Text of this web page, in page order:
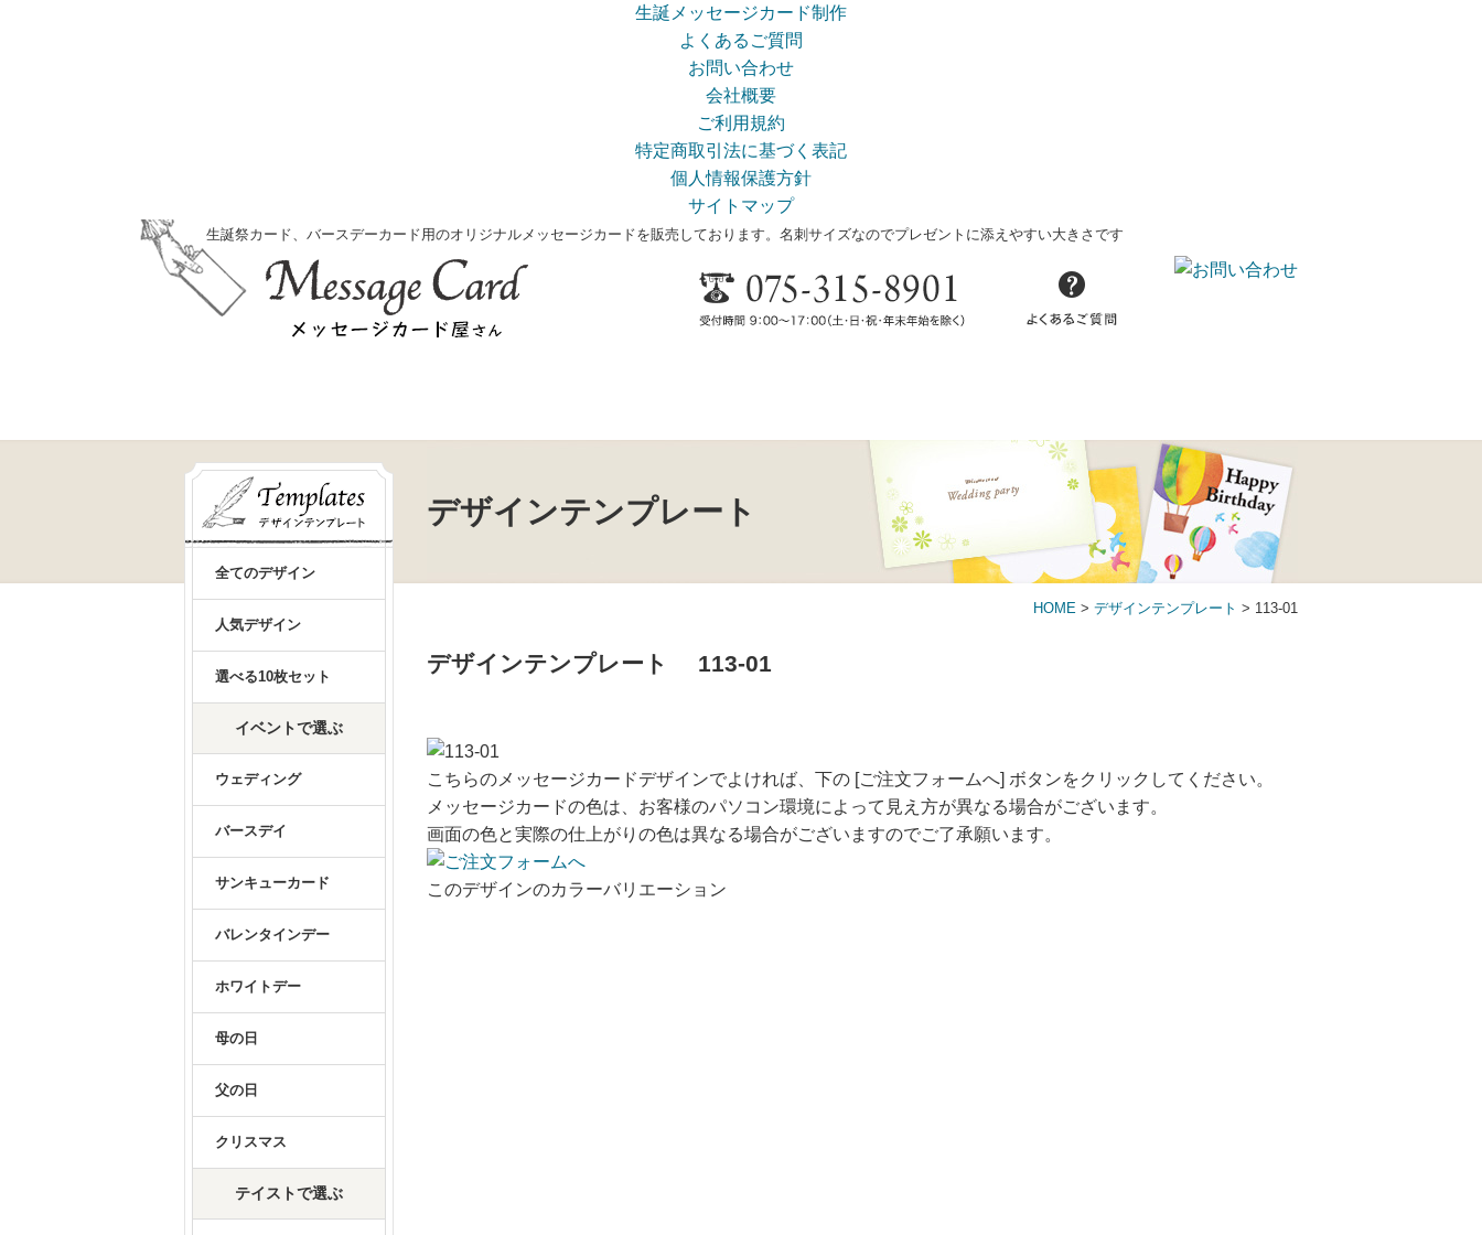
生誕メッセージカード制作
よくあるご質問
お問い合わせ
会社概要
ご利用規約
特定商取引法に基づく表記
個人情報保護方針
サイトマップ
生誕祭カード、バースデーカード用のオリジナルメッセージカードを販売しております。名刺サイズなのでプレゼントに添えやすい大きさです
全てのデザイン
人気デザイン
選べる10枚セット
イベントで選ぶ
ウェディング
バースデイ
サンキューカード
バレンタインデー
ホワイトデー
母の日
父の日
クリスマス
テイストで選ぶ
デザインテンプレート
HOME > デザインテンプレート > 113-01
デザインテンプレート 113-01
こちらのメッセージカードデザインでよければ、下の [ご注文フォームへ] ボタンをクリックしてください。
メッセージカードの色は、お客様のパソコン環境によって見え方が異なる場合がございます。
画面の色と実際の仕上がりの色は異なる場合がございますのでご了承願います。
このデザインのカラーバリエーション